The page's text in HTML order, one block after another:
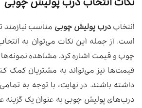
نکات انتخاب درب پولیش چوبی
انتخابدرب پولیش چوبی مناسب نیازمند
است. از جمله این نکات می‌توان به
چوب و قیمت اشاره کرد. مشاهده نمونه‌ها
قیمت‌ها نیز می‌تواند به مشتریان کمک
داشته باشند. در نهایت، با توجه به
درب‌های پولیش چوبی به عنوان یک گزینه